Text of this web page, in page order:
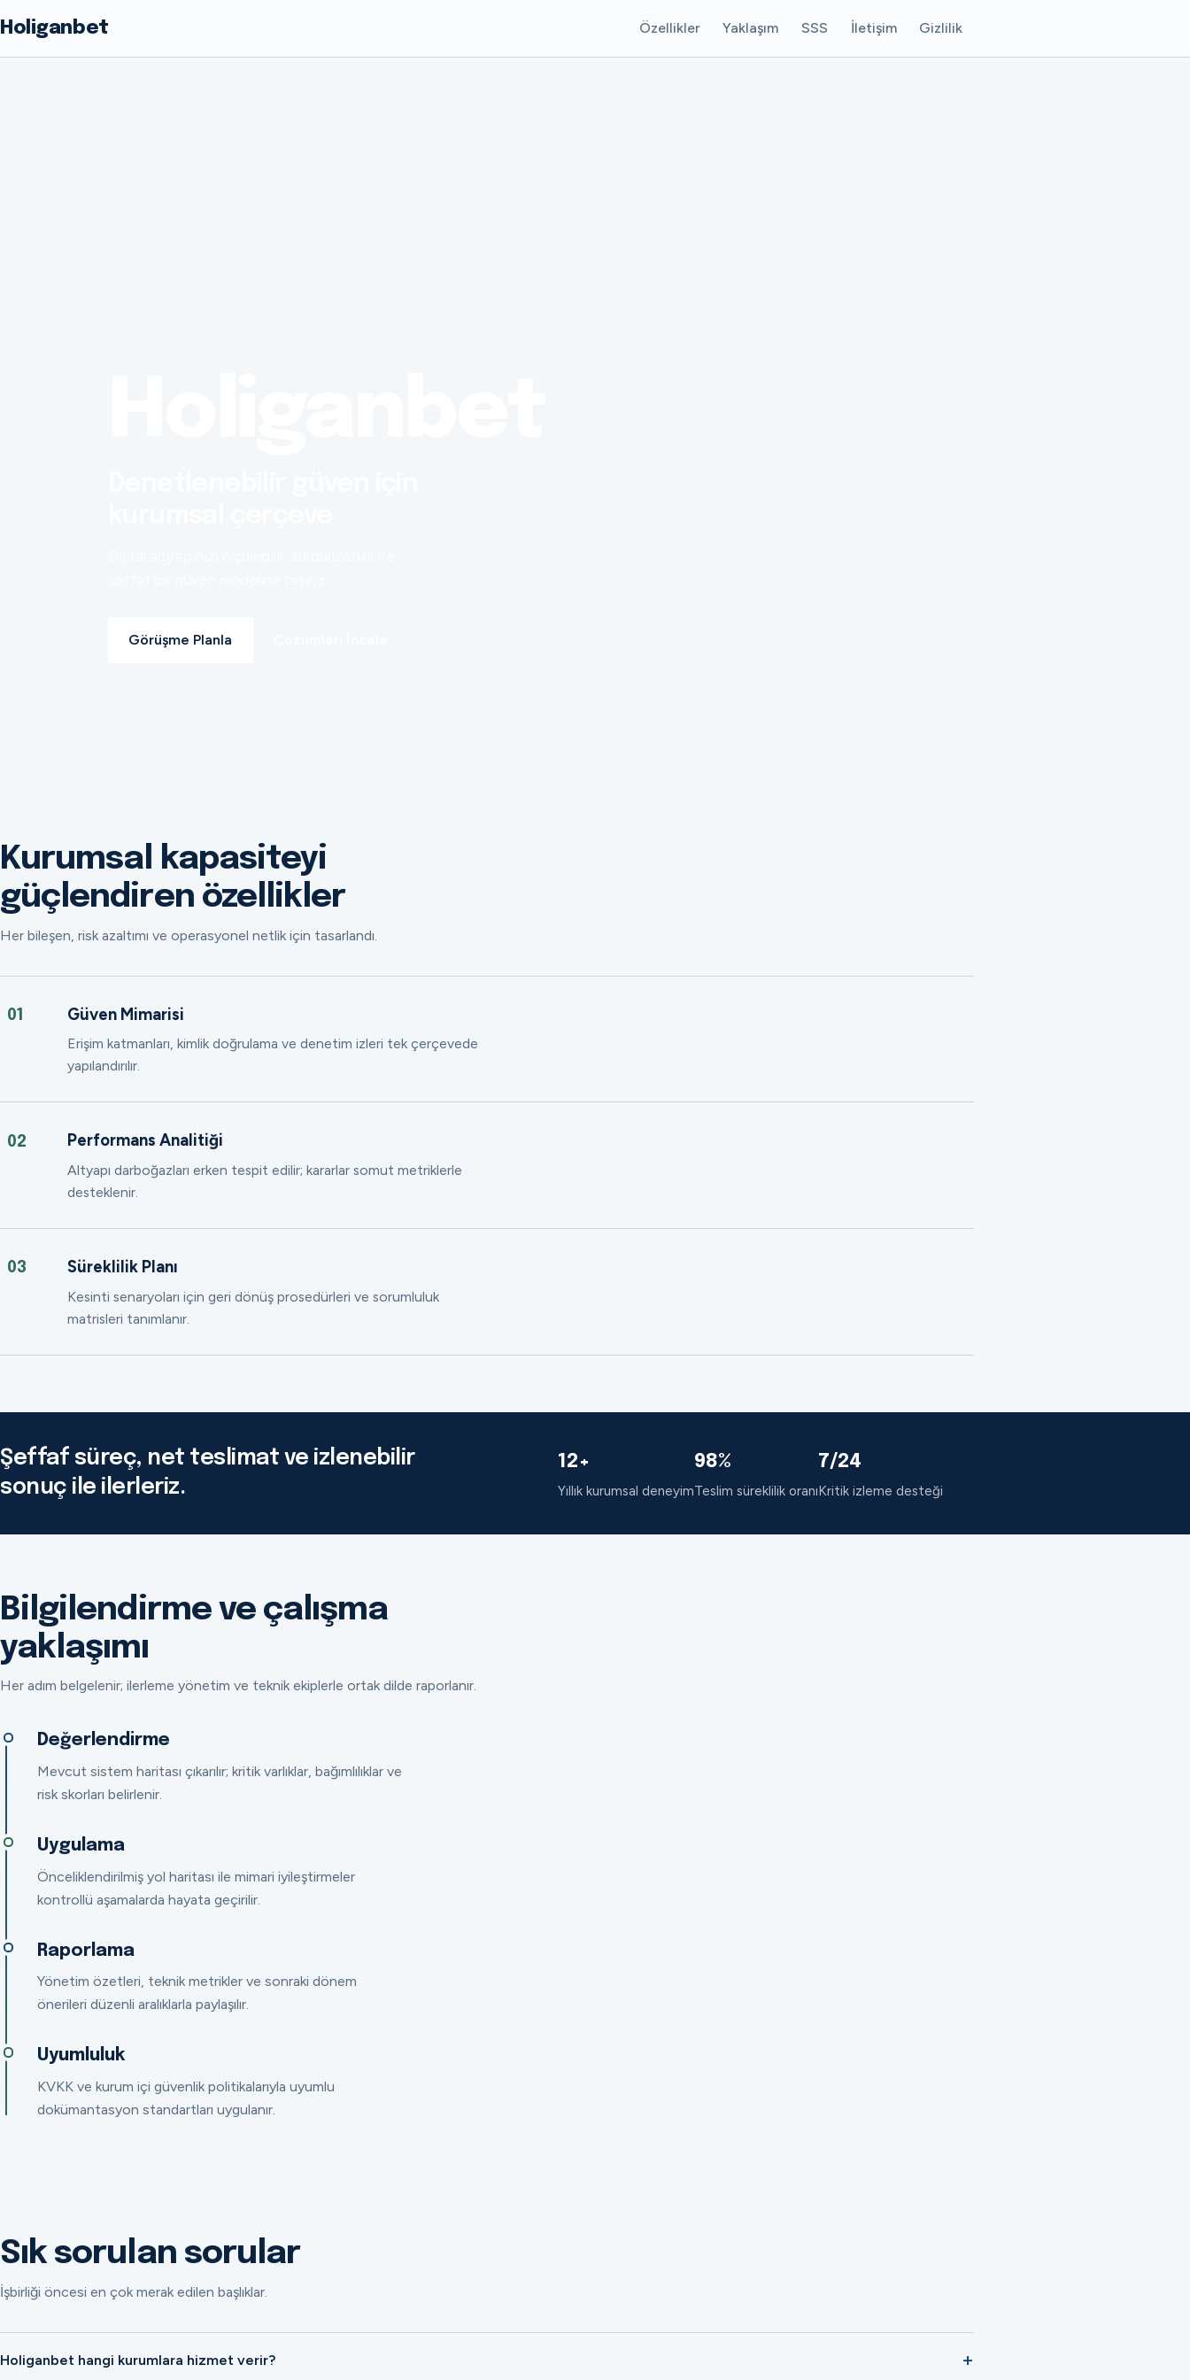
Holiganbet Özellikler Yaklaşım SSS İletişim Gizlilik
Görüşme Planla
Kurumsal kapasiteyi
güçlendiren özellikler
Her bileşen, risk azaltımı ve operasyonel netlik için tasarlandı.
01 Güven Mimarisi
Erişim katmanları, kimlik doğrulama ve denetim izleri tek çerçevede
yapılandırılır.
02 Performans Analitiği
Altyapı darboğazları erken tespit edilir; kararlar somut metriklerle
desteklenir.
03 Süreklilik Planı
Kesinti senaryoları için geri dönüş prosedürleri ve sorumluluk
matrisleri tanımlanır.
Şeffaf süreç, net teslimat ve izlenebilir
sonuç ile ilerleriz.
12+
Yıllık kurumsal deneyim
98%
Teslim süreklilik oranı
7/24
Kritik izleme desteği
Bilgilendirme ve çalışma
yaklaşımı
Her adım belgelenir; ilerleme yönetim ve teknik ekiplerle ortak dilde raporlanır.
Değerlendirme
Mevcut sistem haritası çıkarılır; kritik varlıklar, bağımlılıklar ve
risk skorları belirlenir.
Uygulama
Önceliklendirilmiş yol haritası ile mimari iyileştirmeler
kontrollü aşamalarda hayata geçirilir.
Raporlama
Yönetim özetleri, teknik metrikler ve sonraki dönem
önerileri düzenli aralıklarla paylaşılır.
Uyumluluk
KVKK ve kurum içi güvenlik politikalarıyla uyumlu
dokümantasyon standartları uygulanır.
Sık sorulan sorular
İşbirliği öncesi en çok merak edilen başlıklar.
Holiganbet hangi kurumlara hizmet verir?